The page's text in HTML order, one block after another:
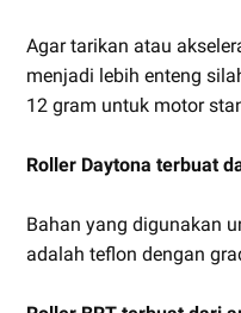
Agar tarikan atau
menjadi lebih enteng
12 gram untuk motor
Roller Daytona terbuat
Bahan yang digunakan
adalah teflon dengan